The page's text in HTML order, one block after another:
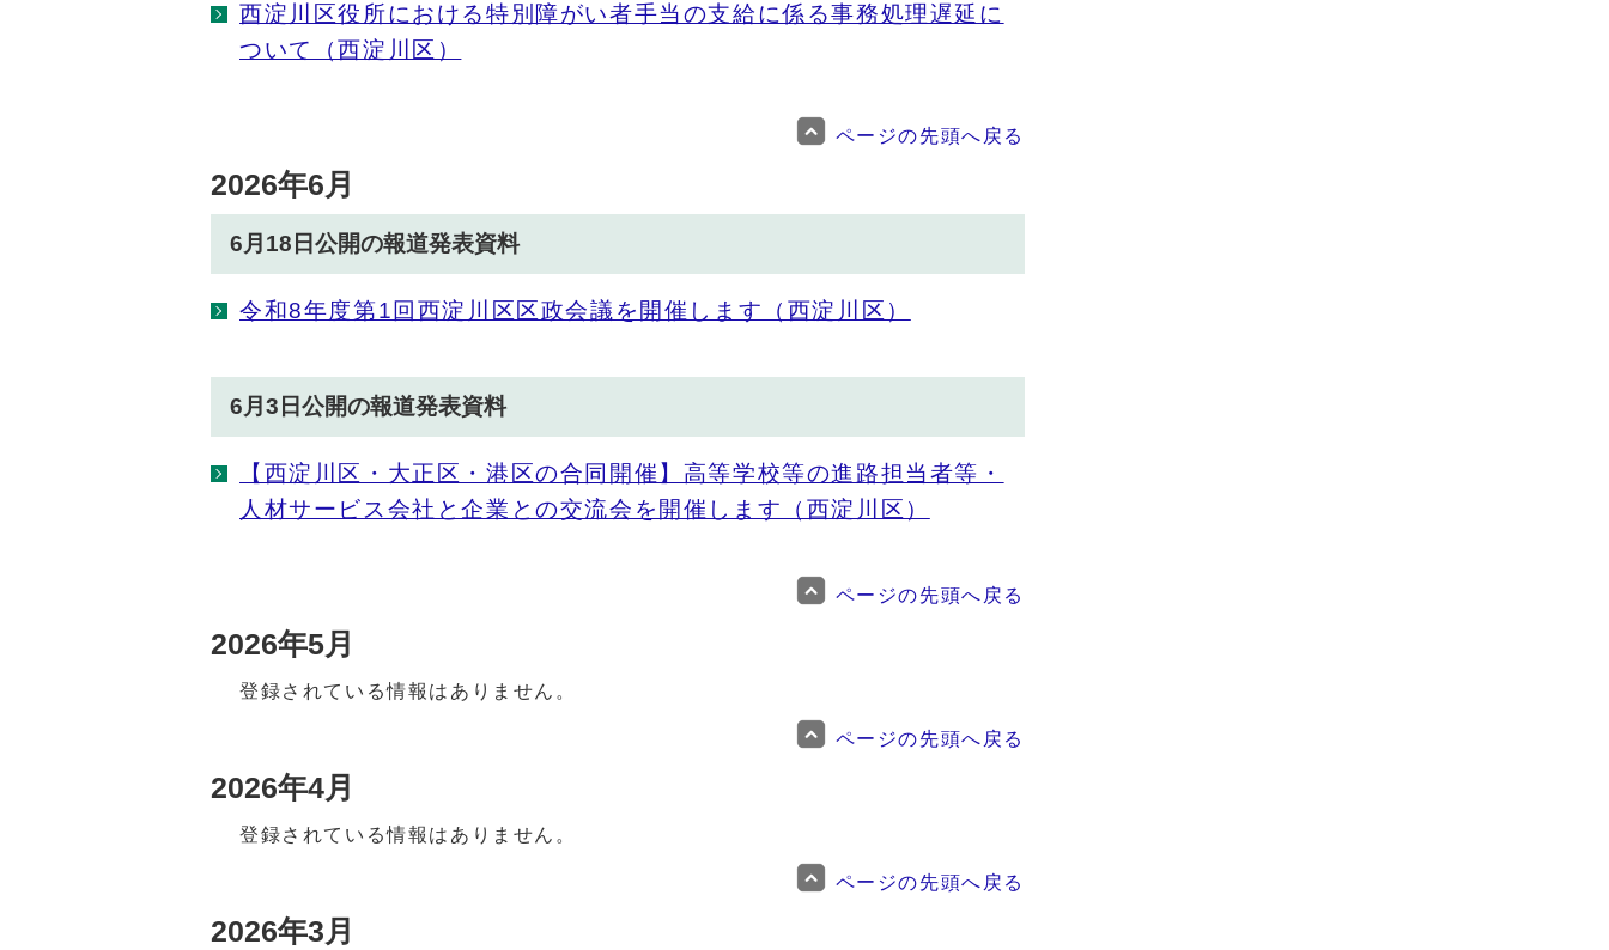
西淀川区役所における特別障がい者手当の支給に係る事務処理遅延に
ついて（西淀川区）
ページの先頭へ戻る
2026年6月
6月18日公開の報道発表資料
令和8年度第1回西淀川区区政会議を開催します（西淀川区）
6月3日公開の報道発表資料
【西淀川区・大正区・港区の合同開催】高等学校等の進路担当者等・
人材サービス会社と企業との交流会を開催します（西淀川区）
ページの先頭へ戻る
2026年5月
登録されている情報はありません。
ページの先頭へ戻る
2026年4月
登録されている情報はありません。
ページの先頭へ戻る
2026年3月